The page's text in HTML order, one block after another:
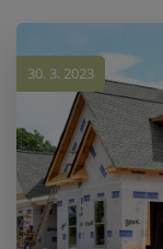
30. 3. 2023